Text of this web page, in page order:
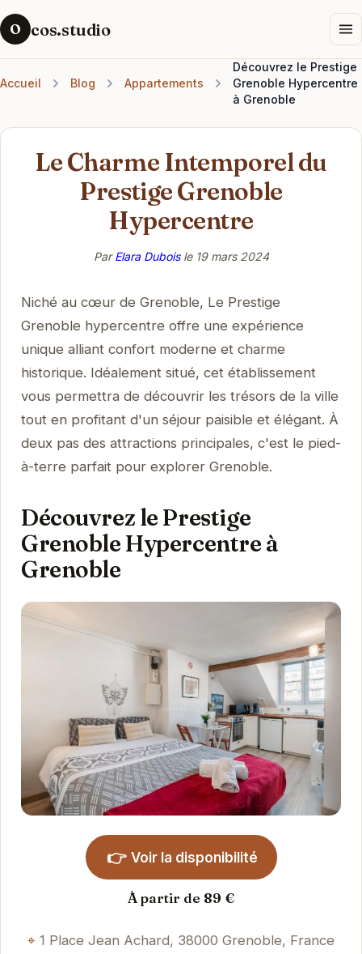
O cos.studio
Accueil Blog Appartements
Découvrez le Prestige
Grenoble Hypercentre
à Grenoble
Le Charme Intemporel du
Prestige Grenoble
Hypercentre
ParElara Duboisle 19 mars 2024
Niché au cœur de Grenoble, Le Prestige
Grenoble hypercentre offre une expérience
unique alliant confort moderne et charme
historique. Idéalement situé, cet établissement
vous permettra de découvrir les trésors de la ville
tout en profitant d'un séjour paisible et élégant. À
deux pas des attractions principales, c'est le pied-
à-terre parfait pour explorer Grenoble.
Découvrez le Prestige
Grenoble Hypercentre à
Grenoble
👉 Voir la disponibilité
À partir de 89 €
1 Place Jean Achard, 38000 Grenoble, France